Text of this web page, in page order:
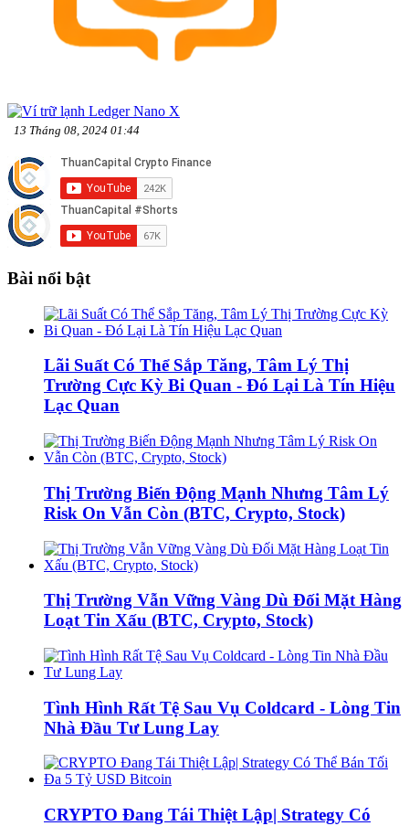
13 Tháng 08, 2024 01:44
Bài nổi bật
Lãi Suất Có Thể Sắp Tăng, Tâm Lý Thị
Trường Cực Kỳ Bi Quan - Đó Lại Là Tín Hiệu
Lạc Quan
Thị Trường Biến Động Mạnh Nhưng Tâm Lý
Risk On Vẫn Còn (BTC, Crypto, Stock)
Thị Trường Vẫn Vững Vàng Dù Đối Mặt Hàng
Loạt Tin Xấu (BTC, Crypto, Stock)
Tình Hình Rất Tệ Sau Vụ Coldcard - Lòng Tin
Nhà Đầu Tư Lung Lay
CRYPTO Đang Tái Thiệt Lập| Strategy Có